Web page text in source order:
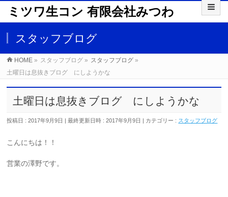
ミツワ生コン 有限会社みつわ
スタッフブログ
HOME » スタッフブログ » スタッフブログ »
土曜日は息抜きブログ にしようかな
土曜日は息抜きブログ にしようかな
投稿日 : 2017年9月9日 最終更新日時 : 2017年9月9日 カテゴリー : スタッフブログ
こんにちは！！
営業の澤野です。